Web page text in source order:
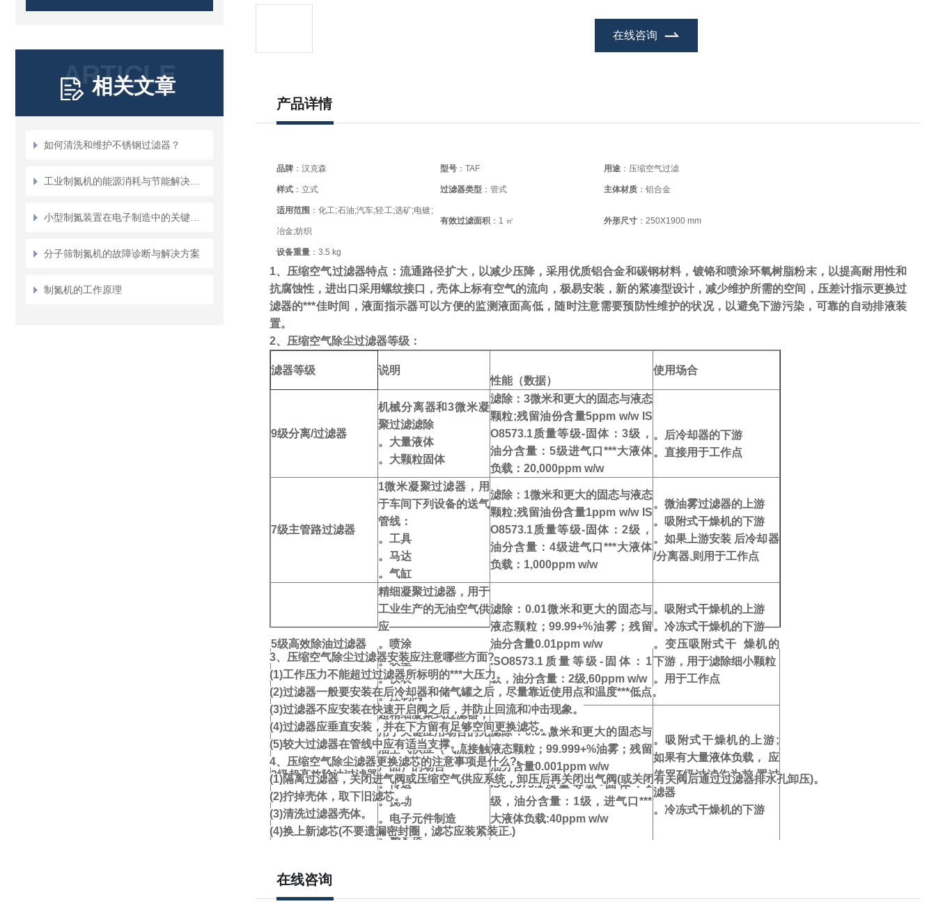
ARTICLE
相关文章
如何清洗和维护不锈钢过滤器？
分子筛制氮机的故障诊断与解决方案
制氮机的工作原理
在线咨询
产品详情
品牌：汉克森 型号：TAF 用途：压缩空气过滤
样式：立式 过滤器类型：管式 主体材质：铝合金
适用范围 ：化工;石油;汽车;轻工;选矿;电镀;
冶金;纺织
有效过滤面积：1 ㎡ 外形尺寸：250X1900 mm
设备重量：3.5 kg
1、压缩空气过滤器特点：流通路径扩大，以减少压降，采用优质铝合金和碳钢材料，镀铬和喷涂环氧树脂粉末，以提高耐用性和
抗腐蚀性，进出口采用螺纹接口，壳体上标有空气的流向，极易安装，新的紧凑型设计，减少维护所需的空间，压差计指示更换过
滤器的***佳时间，液面指示器可以方便的监测液面高低，随时注意需要预防性维护的状况，以避免下游污染，可靠的自动排液装
置。
2、压缩空气除尘过滤器等级：
滤器等级
说明
性能（数据）
使用场合
9级分离/过滤器
机械分离器和3微米凝
聚过滤滤除
。大量液体
。大颗粒固体
滤除：3微米和更大的固态与液态
颗粒;残留油份含量5ppm w/w IS
O8573.1质量等级-固体：3级，
油分含量：5级进气口***大液体
负载：20,000ppm w/w
。后冷却器的下游
。直接用于工作点
7级主管路过滤器
1微米凝聚过滤器，用
于车间下列设备的送气
管线：
。工具
。马达
。气缸
滤除：1微米和更大的固态与液态
颗粒;残留油份含量1ppm w/w IS
O8573.1质量等级-固体：2级，
油分含量：4级进气口***大液体
负载：1,000ppm w/w
。微油雾过滤器的上游
。吸附式干燥机的下游
。如果上游安装 后冷却器
/分离器,则用于工作点
5级高效除油过滤器
精细凝聚过滤器，用于
工业生产的无油空气供
应
。喷涂
。吹塑
。仪表
。控制阀
滤除：0.01微米和更大的固态与
液态颗粒；99.99+%油雾；残留
油分含量0.01ppm w/w
ISO8573.1质量等级-固体：1
级，油分含量：2级,60ppm w/w
。吸附式干燥机的上游
。冷冻式干燥机的下游
。变压吸附式干 燥机的
下游，用于滤除细小颗粒
。用于工作点
3级超高效除油过滤器
超精细凝聚式过滤器，
用于关键应用场合的无
油空气供应（气流接触
产品）的场合
。传送
。搅动
。电子元件制造
。氮更换
滤除：0.01微米和更大的固态与
液态颗粒；99.999+%油雾；残留
油分含量0.001ppm w/w
ISO8573.1质量等级-固体：1
级，油分含量：1级，进气口***
大液体负载:40ppm w/w
。吸附式干燥机的上游;
如果有大量液体负载， 应
使用T级过滤作为前 置过
滤器
。冷冻式干燥机的下游
无气味空气供应
3、 压缩空气除尘过滤器安装应注意哪些方面?
(1)工作压力不能超过过滤器所标明的***大压力。
(2)过滤器一般要安装在后冷却器和储气罐之后，尽量靠近使用点和温度***低点。
(3)过滤器不应安装在快速开启阀之后，并防止回流和冲击现象。
(4)过滤器应垂直安装，并在下方留有足够空间更换滤芯。
(5)较大过滤器在管线中应有适当支撑。
4、压缩空气除尘滤器更换滤芯的注意事项是什么?
(1)隔离过滤器，关闭进气阀或压缩空气供应系统，卸压后再关闭出气阀(或关闭有关阀后通过过滤器排水孔卸压)。
(2)拧掉壳体，取下旧滤芯。
(3)清洗过滤器壳体。
(4)换上新滤芯(不要遗漏密封圈，滤芯应装紧装正.)
在线咨询